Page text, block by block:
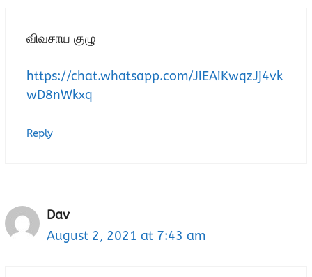
விவசாய குழு
https://chat.whatsapp.com/JiEAiKwqzJj4vk
wD8nWkxq
Reply
Dav
August 2, 2021 at 7:43 am